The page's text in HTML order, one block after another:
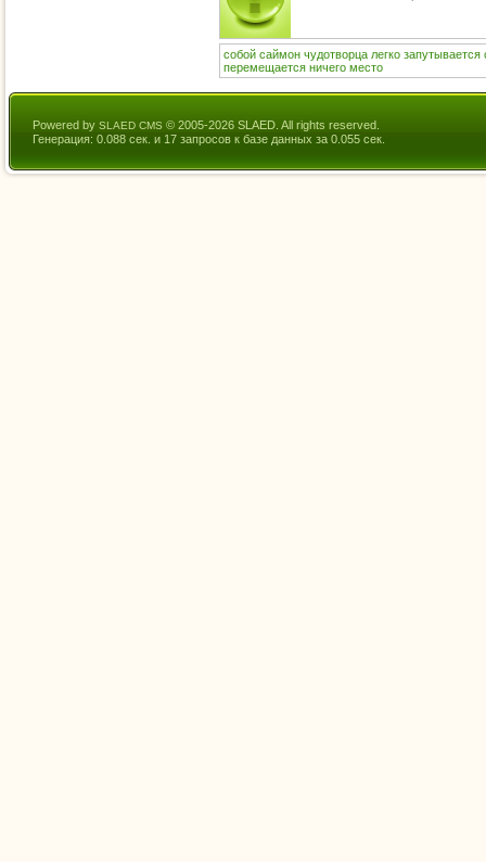
собой саймон чудотворца легко запутывается
перемещается ничего место
Powered by SLAED CMS © 2005-2026 SLAED. All rights reserved.
Генерация: 0.088 сек. и 17 запросов к базе данных за 0.055 сек.